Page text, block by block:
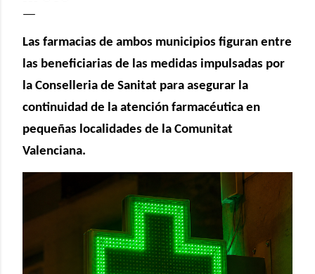
Las farmacias de ambos municipios figuran entre
las beneficiarias de las medidas impulsadas por
la Conselleria de Sanitat para asegurar la
continuidad de la atención farmacéutica en
pequeñas localidades de la Comunitat
Valenciana.